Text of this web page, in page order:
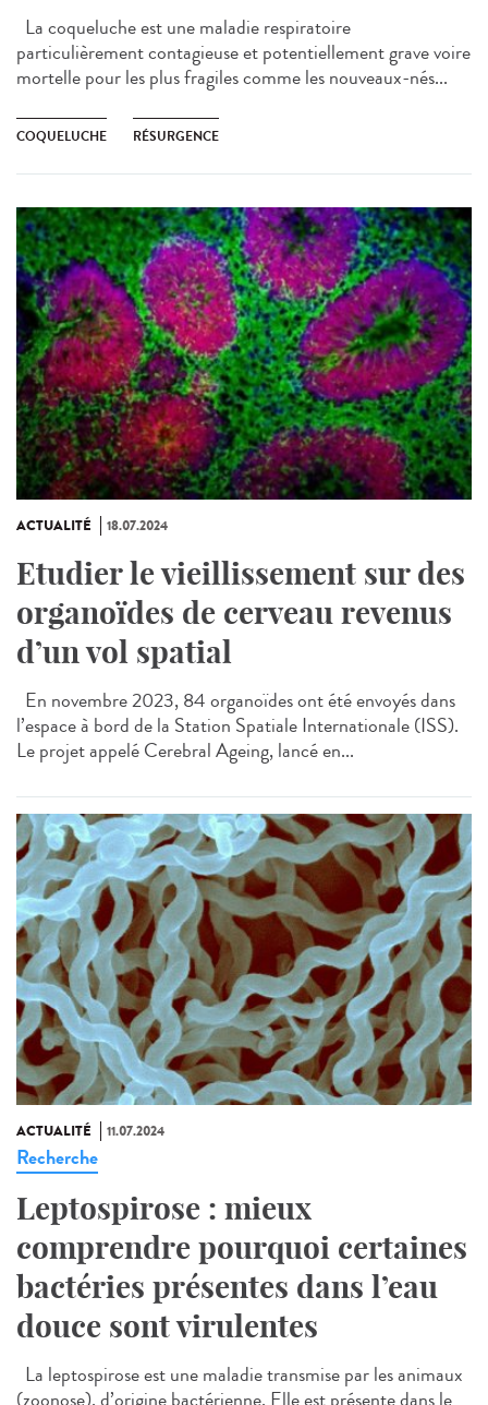
La coqueluche est une maladie respiratoire
particulièrement contagieuse et potentiellement grave voire
mortelle pour les plus fragiles comme les nouveaux-nés...
COQUELUCHE RÉSURGENCE
ACTUALITÉ 18.07.2024
Etudier le vieillissement sur des
organoïdes de cerveau revenus
d’un vol spatial
En novembre 2023, 84 organoïdes ont été envoyés dans
l’espace à bord de la Station Spatiale Internationale (ISS).
Le projet appelé Cerebral Ageing, lancé en...
ACTUALITÉ 11.07.2024
Recherche
Leptospirose : mieux
comprendre pourquoi certaines
bactéries présentes dans l’eau
douce sont virulentes
La leptospirose est une maladie transmise par les animaux